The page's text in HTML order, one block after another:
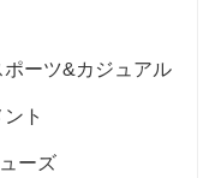
ポーツ&カジュアル
ト
ーズ